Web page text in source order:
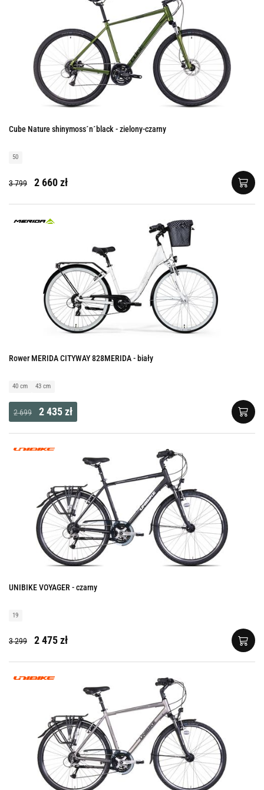
Cube Nature shinymoss´n´black - zielony-czarny
50
3 799 2 660 zł
Rower MERIDA CITYWAY 828MERIDA - biały
40 cm 43 cm
2 699 2 435 zł
UNIBIKE VOYAGER - czarny
19
3 299 2 475 zł